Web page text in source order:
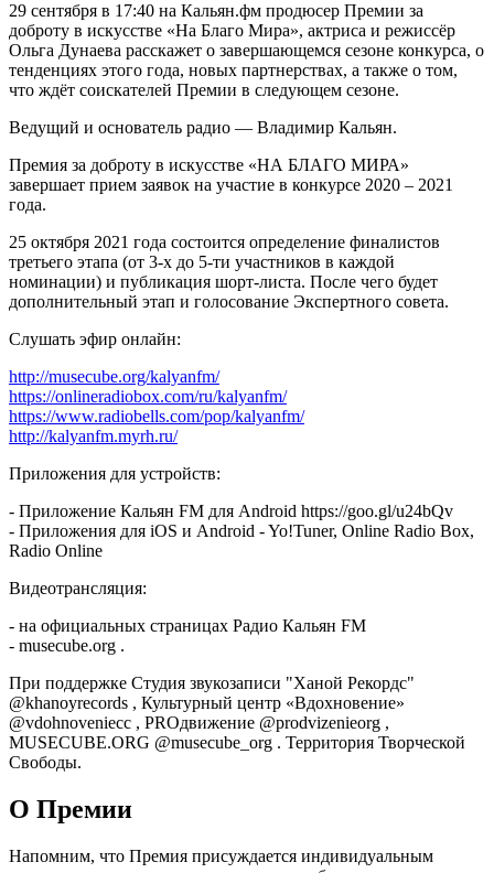
29 сентября в 17:40 на Кальян.фм продюсер Премии за
доброту в искусстве «На Благо Мира», актриса и режиссёр
Ольга Дунаева расскажет о завершающемся сезоне конкурса, о
тенденциях этого года, новых партнерствах, а также о том,
что ждёт соискателей Премии в следующем сезоне.
Ведущий и основатель радио — Владимир Кальян.
Премия за доброту в искусстве «НА БЛАГО МИРА»
завершает прием заявок на участие в конкурсе 2020 – 2021
года.
25 октября 2021 года состоится определение финалистов
третьего этапа (от 3-х до 5-ти участников в каждой
номинации) и публикация шорт-листа. После чего будет
дополнительный этап и голосование Экспертного совета.
Слушать эфир онлайн:
http://musecube.org/kalyanfm/
https://onlineradiobox.com/ru/kalyanfm/
https://www.radiobells.com/pop/kalyanfm/
http://kalyanfm.myrh.ru/
Приложения для устройств:
- Приложение Кальян FM для Android https://goo.gl/u24bQv
- Приложения для iOS и Android - Yo!Tuner, Online Radio Box,
Radio Online
Видеотрансляция:
- на официальных страницах Радио Кальян FM
- musecube.org .
При поддержке Студия звукозаписи "Ханой Рекордс"
@khanoyrecords , Культурный центр «Вдохновение»
@vdohnoveniecc , PROдвижение @prodvizenieorg ,
MUSECUBE.ORG @musecube_org . Территория Творческой
Свободы.
О Премии
Напомним, что Премия присуждается индивидуальным